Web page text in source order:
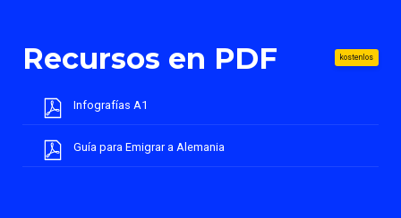
Recursos en PDF kostenlos
Infografías A1
Guía para Emigrar a Alemania